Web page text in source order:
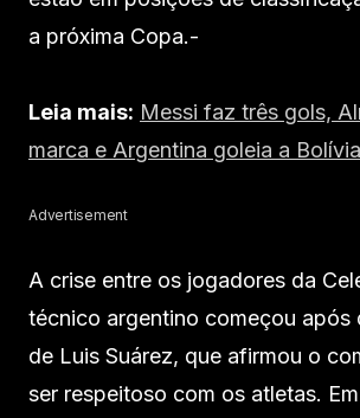
a próxima Copa.-
Leia mais: Messi faz três gols,
marca e Argentina goleia a Bolívia
Advertisement
A crise entre os jogadores da
técnico argentino começou após
de Luis Suárez, que afirmou o
ser respeitoso com os atletas.